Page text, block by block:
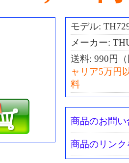
モデル:
メーカー:
送料: 990円
ャリア5万円
料
商品のお問い
商品のリン